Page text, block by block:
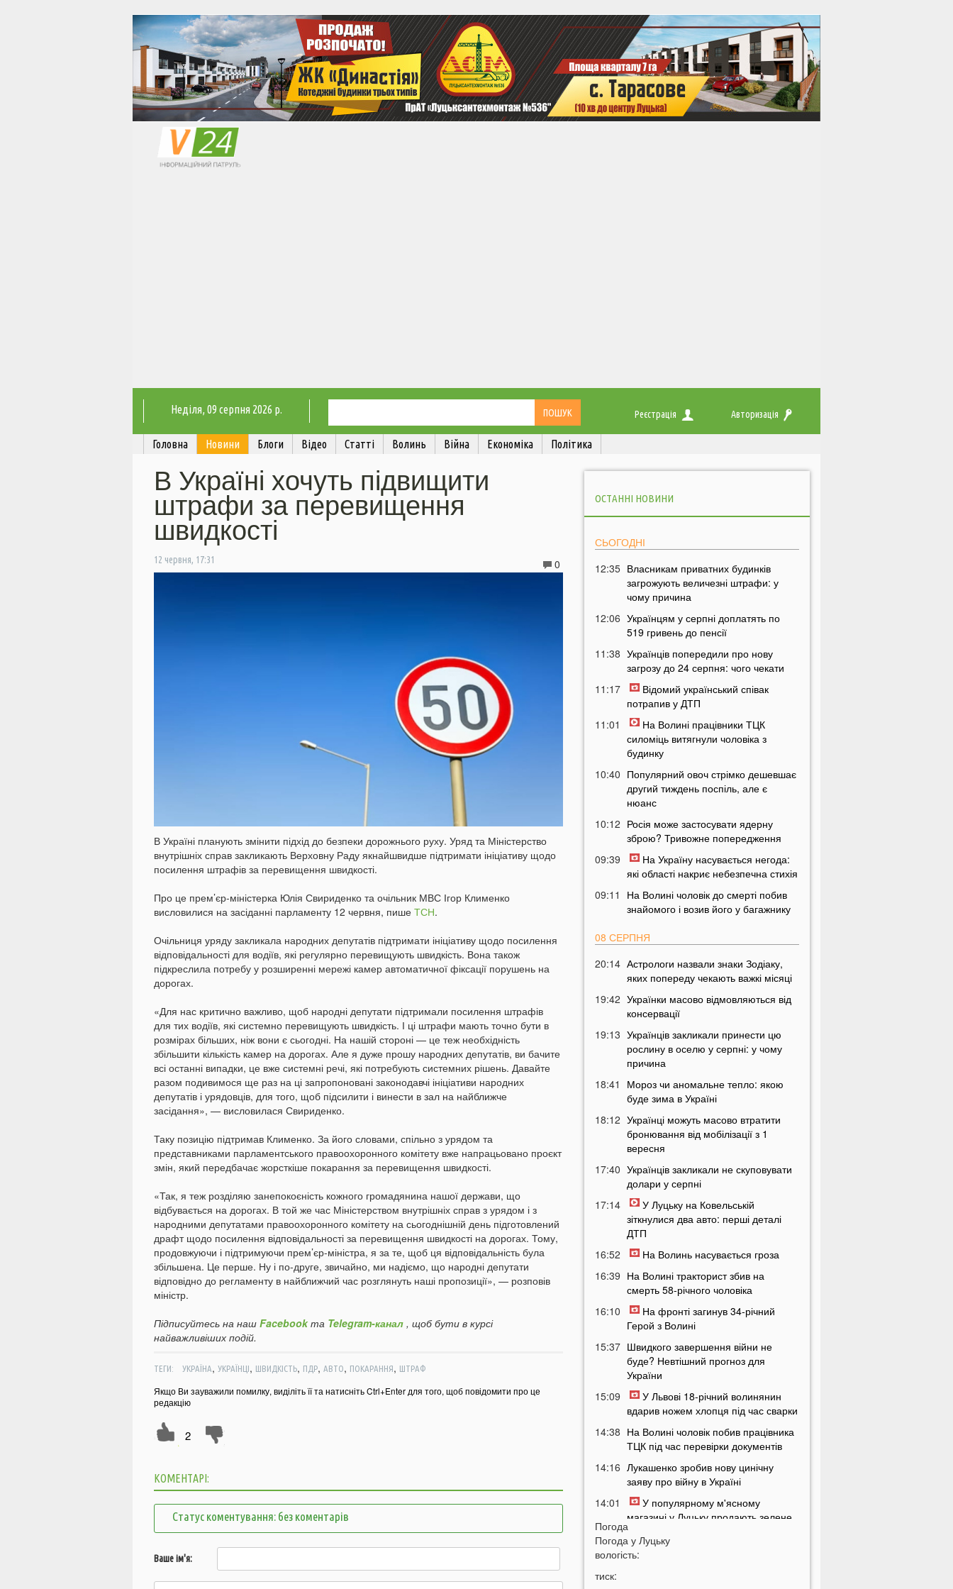
Неділя, 09 серпня 2026 р. Реєстрація Авторизація
Головна Новини Блоги Відео Статті Волинь Війна Економіка Політика
В Україні хочуть підвищити
штрафи за перевищення
швидкості
12 червня, 17:31 0
В Україні планують змінити підхід до безпеки дорожнього руху. Уряд та Міністерство
внутрішніх справ закликають Верховну Раду якнайшвидше підтримати ініціативу щодо
посилення штрафів за перевищення швидкості.
Про це прем’єр-міністерка Юлія Свириденко та очільник МВС Ігор Клименко
висловилися на засіданні парламенту 12 червня, пише ТСН.
Очільниця уряду закликала народних депутатів підтримати ініціативу щодо посилення
відповідальності для водіїв, які регулярно перевищують швидкість. Вона також
підкреслила потребу у розширенні мережі камер автоматичної фіксації порушень на
дорогах.
«Для нас критично важливо, щоб народні депутати підтримали посилення штрафів
для тих водіїв, які системно перевищують швидкість. І ці штрафи мають точно бути в
розмірах більших, ніж вони є сьогодні. На нашій стороні — це теж необхідність
збільшити кількість камер на дорогах. Але я дуже прошу народних депутатів, ви бачите
всі останні випадки, це вже системні речі, які потребують системних рішень. Давайте
разом подивимося ще раз на ці запропоновані законодавчі ініціативи народних
депутатів і урядовців, для того, щоб підсилити і винести в зал на найближче
засідання», — висловилася Свириденко.
Таку позицію підтримав Клименко. За його словами, спільно з урядом та
представниками парламентського правоохоронного комітету вже напрацьовано проєкт
змін, який передбачає жорсткіше покарання за перевищення швидкості.
«Так, я теж розділяю занепокоєність кожного громадянина нашої держави, що
відбувається на дорогах. В той же час Міністерством внутрішніх справ з урядом і з
народними депутатами правоохоронного комітету на сьогоднішній день підготовлений
драфт щодо посилення відповідальності за перевищення швидкості на дорогах. Тому,
продовжуючи і підтримуючи прем’єр-міністра, я за те, щоб ця відповідальність була
збільшена. Це перше. Ну і по-друге, звичайно, ми надіємо, що народні депутати
відповідно до регламенту в найближчий час розглянуть наші пропозиції», — розповів
міністр.
Підписуйтесь на наш Facebookта Telegram-канал , щоб бути в курсі
найважливіших подій.
ТЕГИ: УКРАЇНА, УКРАЇНЦІ, ШВИДКІСТЬ, ПДР, АВТО, ПОКАРАННЯ, ШТРАФ
Якщо Ви зауважили помилку, виділіть її та натисніть Ctrl+Enter для того, щоб повідомити про це
редакцію
2
КОМЕНТАРІ:
Статус коментування: без коментарів
Ваше ім'я:
ОСТАННІ НОВИНИ
СЬОГОДНІ
12:35 Власникам приватних будинків
загрожують величезні штрафи: у
чому причина
12:06 Українцям у серпні доплатять по
519 гривень до пенсії
11:38 Українців попередили про нову
загрозу до 24 серпня: чого чекати
11:17
Відомий український співак
потрапив у ДТП
11:01
На Волині працівники ТЦК
силоміць витягнули чоловіка з
будинку
10:40 Популярний овоч стрімко дешевшає
другий тиждень поспіль, але є
нюанс
10:12 Росія може застосувати ядерну
зброю? Тривожне попередження
09:39
На Україну насувається негода:
які області накриє небезпечна стихія
09:11
На Волині чоловік до смерті побив
знайомого і возив його у багажнику
08 СЕРПНЯ
20:14 Астрологи назвали знаки Зодіаку,
яких попереду чекають важкі місяці
19:42 Українки масово відмовляються від
консервації
19:13 Українців закликали принести цю
рослину в оселю у серпні: у чому
причина
18:41
Мороз чи аномальне тепло: якою
буде зима в Україні
18:12 Українці можуть масово втратити
бронювання від мобілізації з 1
вересня
17:40 Українців закликали не скуповувати
долари у серпні
17:14
У Луцьку на Ковельській
зіткнулися два авто: перші деталі
ДТП
16:52
На Волинь насувається гроза
16:39 На Волині тракторист збив на
смерть 58-річного чоловіка
16:10
На фронті загинув 34-річний
Герой з Волині
15:37 Швидкого завершення війни не
буде? Невтішний прогноз для
України
15:09
У Львові 18-річний волинянин
вдарив ножем хлопця під час сварки
14:38 На Волині чоловік побив працівника
ТЦК під час перевірки документів
14:16 Лукашенко зробив нову цинічну
заяву про війну в Україні
14:01
У популярному м'ясному
магазині у Луцьку продають зелене
м'ясо: покупці обурені
13:51 Українцям доведеться більше
Погода
Погода у Луцьку
вологість:
тиск: